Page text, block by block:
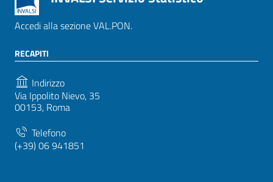
Accedi alla sezione VAL.PON.
RECAPITI
Indirizzo
Via Ippolito Nievo, 35
00153, Roma
Telefono
(+39) 06 941851